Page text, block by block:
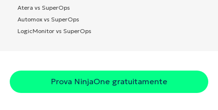
Atera vs SuperOps
Automox vs SuperOps
LogicMonitor vs SuperOps
Prova NinjaOne gratuitamente